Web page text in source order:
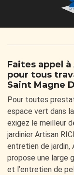
Faites appel à
pour tous
Saint Magne
Pour toutes
espace vert dans
exigez le meilleur
jardinier Artisan
entretien de jardin,
propose une large
et l’entretien de